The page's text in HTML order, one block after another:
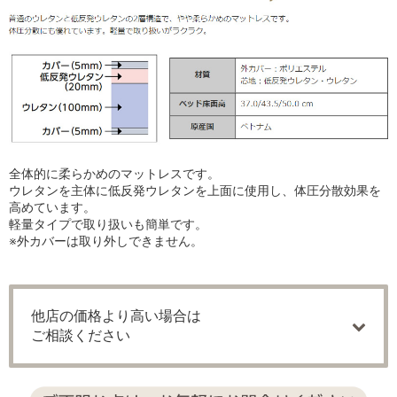
全体的に柔らかめのマットレスです。
ウレタンを主体に低反発ウレタンを上面に使用し、体圧分散効果を
高めています。
軽量タイプで取り扱いも簡単です。
※外カバーは取り外しできません。
他店の価格より高い場合は
ご相談ください